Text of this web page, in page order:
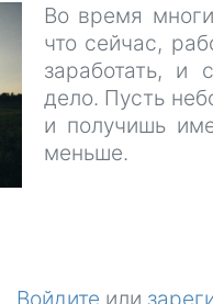
Во время
что сейчас,
заработать, и
дело. Пусть
и получишь
меньше.
Войдите или